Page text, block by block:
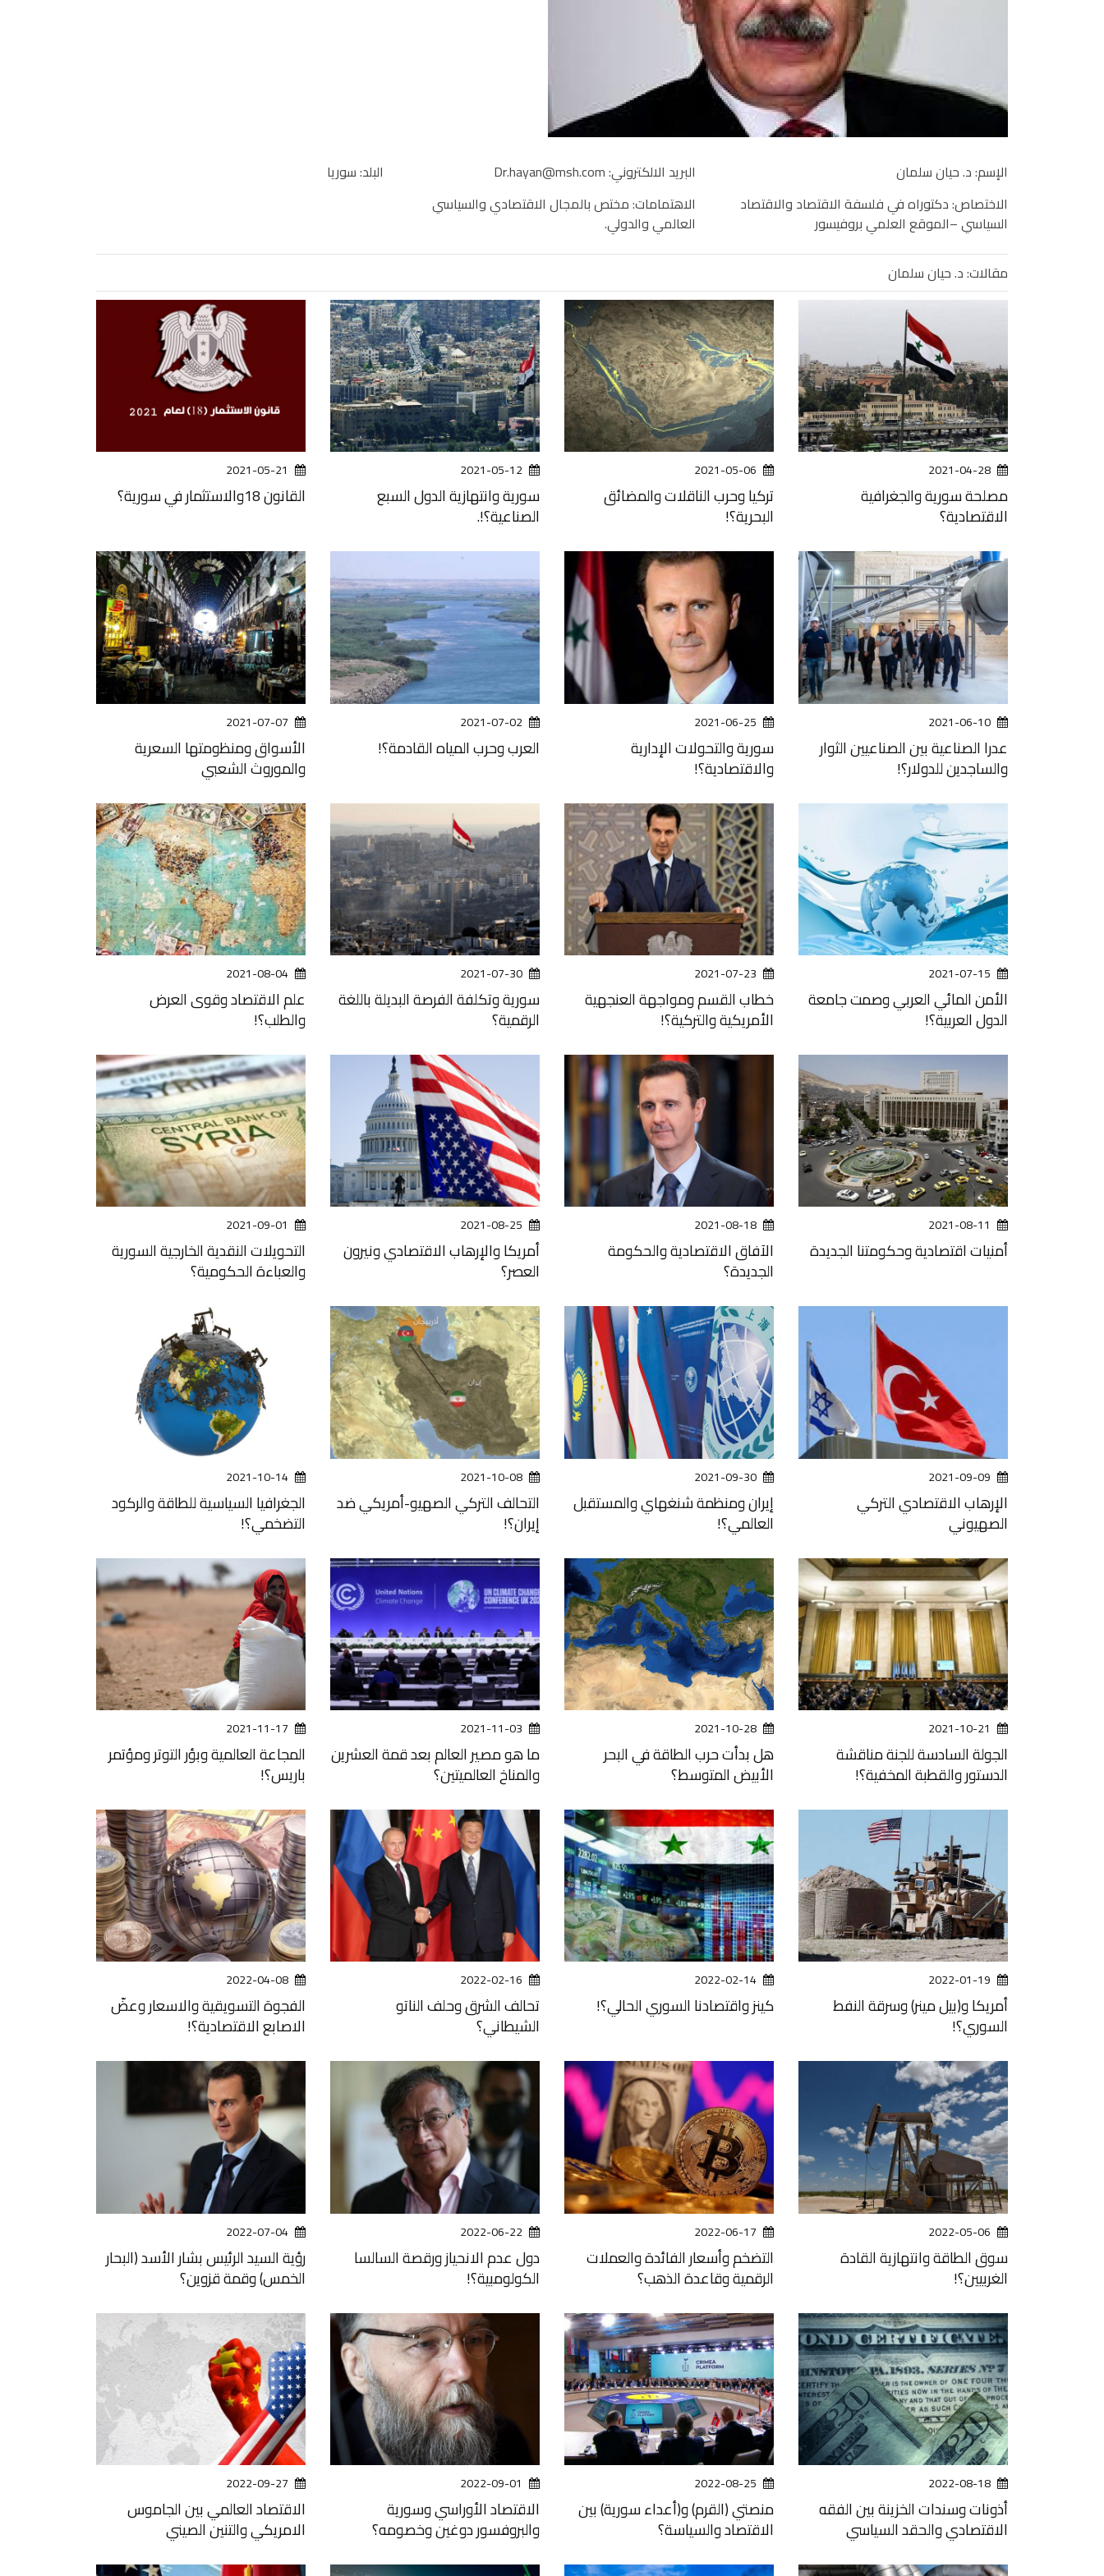
الإسم: د. حيان سلمان البريد الالكتروني:Dr.hayan@msh.com
البلد: سوريا
الاختصاص: دكتوراه في فلسفة الاقتصاد والاقتصاد
السياسي –الموقع العلمي بروفيسور
الاهتمامات: مختص بالمجال الاقتصادي والسياسي
العالمي والدولي.
مقالات: د. حيان سلمان
2021-04-28
مصلحة سورية والجغرافية
الاقتصادية؟
2021-05-06
تركيا وحرب الناقلات والمضائق
البحرية؟!
2021-05-12
سورية وانتهازية الدول السبع
الصناعية؟!.
2021-05-21
القانون 18والاستثمار في سورية؟
2021-06-10
عدرا الصناعية بين الصناعيين الثوار
والساجدين للدولار؟!
2021-06-25
سورية والتحولات الإدارية
والاقتصادية؟!
2021-07-02
العرب وحرب المياه القادمة؟!
2021-07-07
الأسواق ومنظومتها السعرية
والموروث الشعبي
2021-07-15
الأمن المائي العربي وصمت جامعة
الدول العربية؟!
2021-07-23
خطاب القسم ومواجهة العنجهية
الأمريكية والتركية؟!
2021-07-30
سورية وتكلفة الفرصة البديلة باللغة
الرقمية؟
2021-08-04
علم الاقتصاد وقوى العرض
والطلب؟!
2021-08-11
أمنيات اقتصادية وحكومتنا الجديدة
2021-08-18
الآفاق الاقتصادية والحكومة
الجديدة؟
2021-08-25
أمريكا والإرهاب الاقتصادي ونيرون
العصر؟
2021-09-01
التحويلات النقدية الخارجية السورية
والعباءة الحكومية؟
2021-09-09
الإرهاب الاقتصادي التركي
الصهيوني
2021-09-30
إيران ومنظمة شنغهاي والمستقبل
العالمي؟!
2021-10-08
التحالف التركي الصهيو-أمريكي ضد
إيران؟!
2021-10-14
الجغرافيا السياسية للطاقة والركود
التضخمي؟!
2021-10-21
الجولة السادسة للجنة مناقشة
الدستور والقطبة المخفية؟!
2021-10-28
هل بدأت حرب الطاقة في البحر
الأبيض المتوسط؟
2021-11-03
ما هو مصير العالم بعد قمة العشرين
والمناخ العالميتين؟
2021-11-17
المجاعة العالمية وبؤر التوتر ومؤتمر
باريس؟!
2022-01-19
أمريكا و(بيل مينر) وسرقة النفط
السوري؟!
2022-02-14
كينز واقتصادنا السوري الحالي؟!
2022-02-16
تحالف الشرق وحلف الناتو
الشيطاني؟
2022-04-08
الفجوة التسويقية والاسعار وعضّ
الاصابع الاقتصادية؟!
2022-05-06
سوق الطاقة وانتهازية القادة
الغربيين؟!
2022-06-17
التضخم وأسعار الفائدة والعملات
الرقمية وقاعدة الذهب؟
2022-06-22
دول عدم الانحياز ورقصة السالسا
الكولومبية؟!
2022-07-04
رؤية السيد الرئيس بشار الأسد (البحار
الخمس) وقمة قزوين؟
2022-08-18
أذونات وسندات الخزينة بين الفقه
الاقتصادي والحقد السياسي
2022-08-25
منصتي (القرم) و(أعداء سورية) بين
الاقتصاد والسياسة؟
2022-09-01
الاقتصاد الأوراسي وسورية
والبروفسور دوغين وخصومه؟
2022-09-27
الاقتصاد العالمي بين الجاموس
الامريكي والتنين الصيني